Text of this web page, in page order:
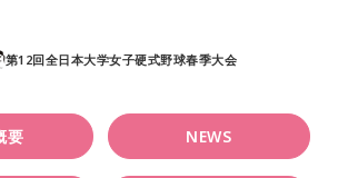
第12回全日本大学女子硬式野球春季大会
要 NEWS